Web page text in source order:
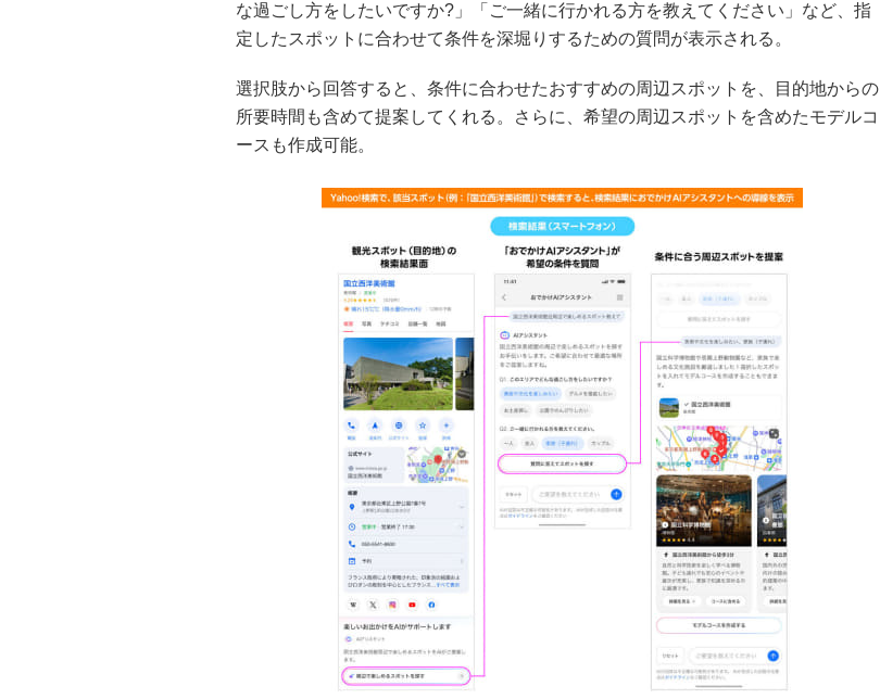
な過ごし方をしたいですか?」「ご一緒に行かれる方を教えてください」など、指
定したスポットに合わせて条件を深堀りするための質問が表示される。
選択肢から回答すると、条件に合わせたおすすめの周辺スポットを、目的地からの
所要時間も含めて提案してくれる。さらに、希望の周辺スポットを含めたモデルコ
ースも作成可能。